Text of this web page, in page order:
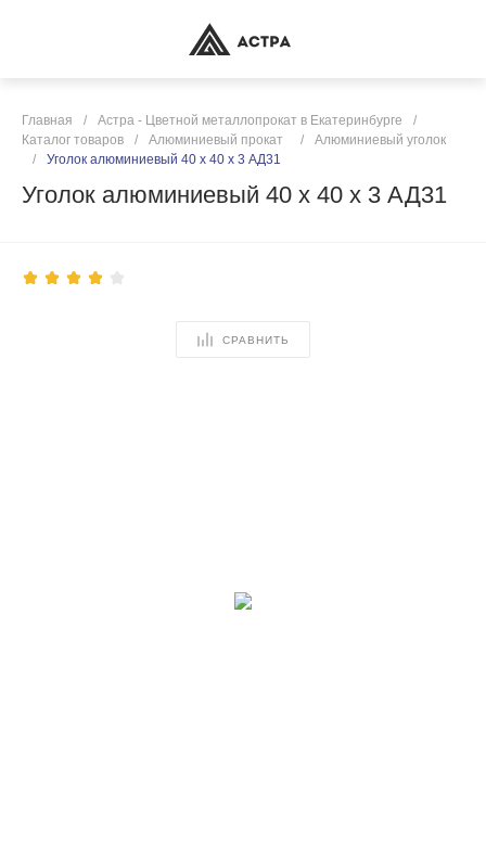
Главная / Астра - Цветной металлопрокат в Екатеринбурге
/
Каталог товаров
/ Алюминиевый прокат /
Алюминиевый уголок
/
Уголок алюминиевый 40 х 40 х 3 АД31
Уголок алюминиевый 40 х 40 х 3 АД31
СРАВНИТЬ